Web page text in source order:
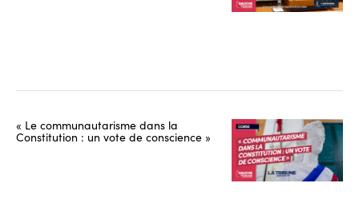
« Le communautarisme dans la
Constitution : un vote de conscience »